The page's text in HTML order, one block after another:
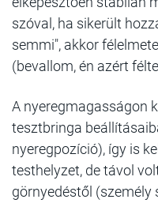
szóval, ha sikerült
semmi", akkor
(bevallom, én azért
A nyeregmagasságon
tesztbringa
nyeregpozíció), így is
testhelyzet, de távol
görnyedéstől (személy